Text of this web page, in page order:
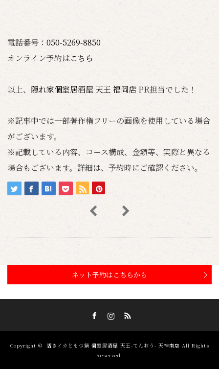
電話番号： 050-5269-8850
オンライン予約はこちら
以上、 隠れ家個室居酒屋 天王 福岡店 PR担当でした！
※記事中では一部著作権フリーの画像を使用している場合
がございます。
※記載している内容、コース構成、金額等、実際と異なる
場合もございます。詳細は、予約時にご確認ください。
ネット予約はこちらから
Copyright © 活きイカともつ鍋 個室居酒屋 天王-てんおう- 天神南店 All Rights
Reserved.